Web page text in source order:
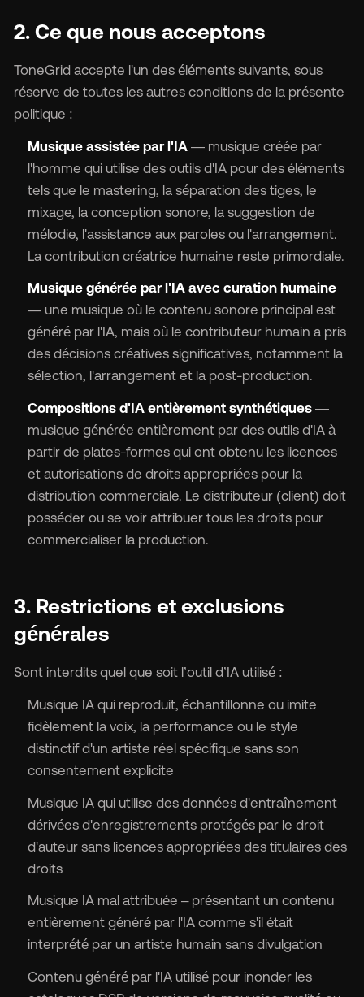
2. Ce que nous acceptons
ToneGrid accepte l'un des éléments suivants, sous
réserve de toutes les autres conditions de la présente
politique :
Musique assistée par l'IA — musique créée par
l'homme qui utilise des outils d'IA pour des éléments
tels que le mastering, la séparation des tiges, le
mixage, la conception sonore, la suggestion de
mélodie, l'assistance aux paroles ou l'arrangement.
La contribution créatrice humaine reste primordiale.
Musique générée par l'IA avec curation humaine
— une musique où le contenu sonore principal est
généré par l'IA, mais où le contributeur humain a pris
des décisions créatives significatives, notamment la
sélection, l'arrangement et la post-production.
Compositions d'IA entièrement synthétiques —
musique générée entièrement par des outils d'IA à
partir de plates-formes qui ont obtenu les licences
et autorisations de droits appropriées pour la
distribution commerciale. Le distributeur (client) doit
posséder ou se voir attribuer tous les droits pour
commercialiser la production.
3. Restrictions et exclusions
générales
Sont interdits quel que soit l’outil d’IA utilisé :
Musique IA qui reproduit, échantillonne ou imite
fidèlement la voix, la performance ou le style
distinctif d'un artiste réel spécifique sans son
consentement explicite
Musique IA qui utilise des données d'entraînement
dérivées d'enregistrements protégés par le droit
d'auteur sans licences appropriées des titulaires des
droits
Musique IA mal attribuée – présentant un contenu
entièrement généré par l'IA comme s'il était
interprété par un artiste humain sans divulgation
Contenu généré par l'IA utilisé pour inonder les